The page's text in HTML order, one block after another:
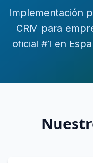
Implementación
CRM para
oficial #1 en